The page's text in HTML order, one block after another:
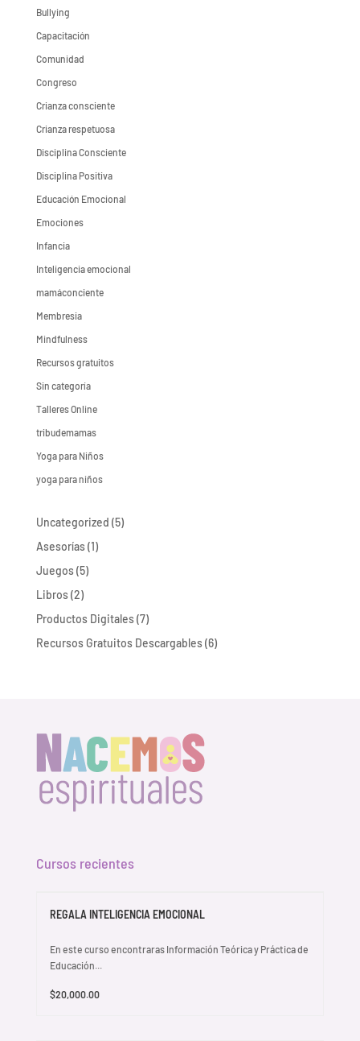
Bullying
Capacitación
Comunidad
Congreso
Crianza consciente
Crianza respetuosa
Disciplina Consciente
Disciplina Positiva
Educación Emocional
Emociones
Infancia
Inteligencia emocional
mamáconciente
Membresia
Mindfulness
Recursos gratuitos
Sin categoría
Talleres Online
tribudemamas
Yoga para Niños
yoga para niños
Uncategorized 55
Asesorías 11
Juegos 55
Libros 22
productos
Productos Digitales 77
productos
Recursos Gratuitos Descargables 66
Cursos recientes
REGALA INTELIGENCIA EMOCIONAL
En este curso encontraras Información Teórica y Práctica de
Educación...
$20,000.00